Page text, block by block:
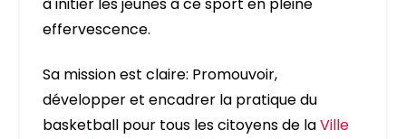
effervescence.
Sa mission est claire: Promouvoir,
développer et encadrer la pratique du
basketball pour tous les citoyens de la Ville